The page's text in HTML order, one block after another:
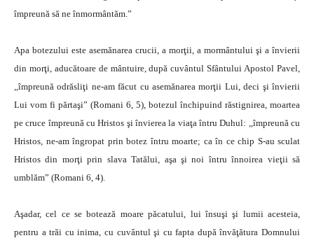
împreună să ne înmormântăm.”
Apa botezului este asemănarea crucii, a morţii, a mormântului şi a învierii
din morţi, aducătoare de mântuire, după cuvântul Sfântului Apostol Pavel,
,,împreună odrăsliţi ne-am făcut cu asemănarea morţii Lui, deci şi învierii
Lui vom fi părtaşi” (Romani 6, 5), botezul închipuind răstignirea, moartea
pe cruce împreună cu Hristos şi învierea la viaţa întru Duhul: ,,împreună cu
Hristos, ne-am îngropat prin botez întru moarte; ca în ce chip S-au sculat
Hristos din morţi prin slava Tatălui, aşa şi noi întru înnoirea vieţii să
umblăm” (Romani 6, 4).
Aşadar, cel ce se botează moare păcatului, lui însuşi şi lumii acesteia,
pentru a trăi cu inima, cu cuvântul şi cu fapta după învăţătura Domnului